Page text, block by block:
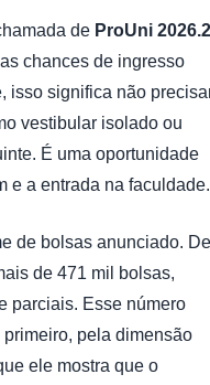
de ProUni 2026.2
chances de ingresso
isso significa não
vestibular isolado ou
É uma oportunidade
e a entrada na faculdade.
de bolsas anunciado. De
de 471 mil bolsas,
parciais. Esse número
pela dimensão
ele mostra que o